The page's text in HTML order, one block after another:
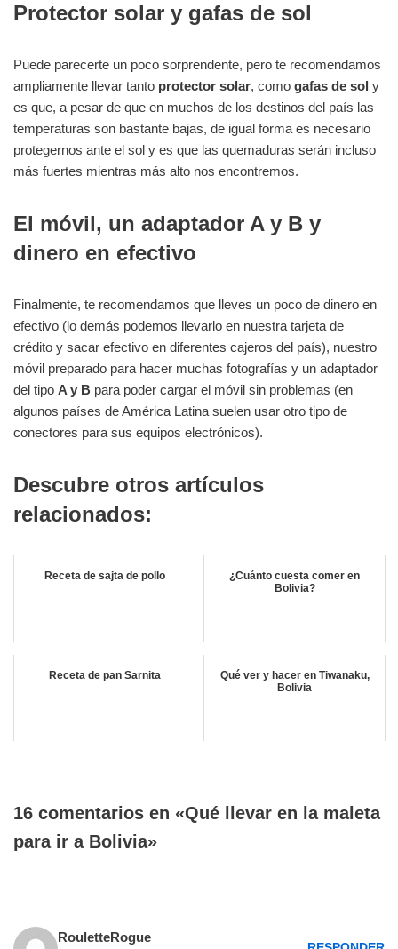
Protector solar y gafas de sol
Puede parecerte un poco sorprendente, pero te recomendamos
ampliamente llevar tanto protector solar, como gafas de sol y
es que, a pesar de que en muchos de los destinos del país las
temperaturas son bastante bajas, de igual forma es necesario
protegernos ante el sol y es que las quemaduras serán incluso
más fuertes mientras más alto nos encontremos.
El móvil, un adaptador A y B y
dinero en efectivo
Finalmente, te recomendamos que lleves un poco de dinero en
efectivo (lo demás podemos llevarlo en nuestra tarjeta de
crédito y sacar efectivo en diferentes cajeros del país), nuestro
móvil preparado para hacer muchas fotografías y un adaptador
del tipo A y B para poder cargar el móvil sin problemas (en
algunos países de América Latina suelen usar otro tipo de
conectores para sus equipos electrónicos).
Descubre otros artículos
relacionados:
Receta de sajta de pollo
¿Cuánto cuesta comer en
Bolivia?
Receta de pan Sarnita
Qué ver y hacer en Tiwanaku,
Bolivia
16 comentarios en «Qué llevar en la maleta
para ir a Bolivia»
RouletteRogue